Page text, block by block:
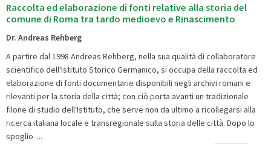
Raccolta ed elaborazione di fonti relative alla storia del
comune di Roma tra tardo medioevo e Rinascimento
Dr. Andreas Rehberg
A partire dal 1998 Andreas Rehberg, nella sua qualità di collaboratore
scientifico dell'Istituto Storico Germanico, si occupa della raccolta ed
elaborazione di fonti documentarie disponibili negli archivi romani e
rilevanti per la storia della città; con ciò porta avanti un tradizionale
filone di studio dell'Istituto, che serve non da ultimo a ricollegarsi alla
ricerca italiana locale e transregionale sulla storia delle città. Dopo lo
spoglio ...